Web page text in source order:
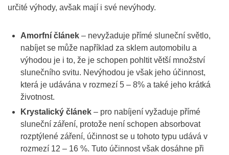
určité výhody, avšak mají i své nevýhody.
Amorfní článek – nevyžaduje přímé sluneční světlo,
nabíjet se může například za sklem automobilu a
výhodou je i to, že je schopen pohltit větší množství
slunečního svitu. Nevýhodou je však jeho účinnost,
která je udávána v rozmezí 5 – 8% a také jeho krátká
životnost.
Krystalický článek – pro nabíjení vyžaduje přímé
sluneční záření, protože není schopen absorbovat
rozptýlené záření, účinnost se u tohoto typu udává v
rozmezí 12 – 16 %. Tuto účinnost však dosáhne při